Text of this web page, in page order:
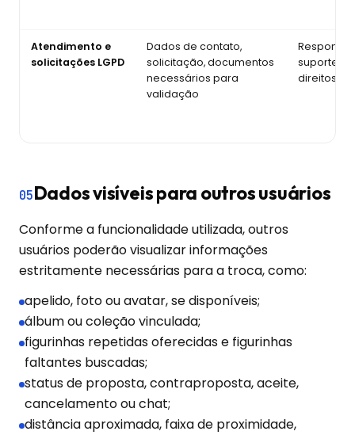
Atendimento e
solicitações LGPD
Dados de contato,
solicitação, documentos
necessários para
validação
Responder
suporte e
direitos de
05Dados visíveis para outros usuários
Conforme a funcionalidade utilizada, outros
usuários poderão visualizar informações
estritamente necessárias para a troca, como:
apelido, foto ou avatar, se disponíveis;
álbum ou coleção vinculada;
figurinhas repetidas oferecidas e figurinhas
faltantes buscadas;
status de proposta, contraproposta, aceite,
cancelamento ou chat;
distância aproximada, faixa de proximidade,